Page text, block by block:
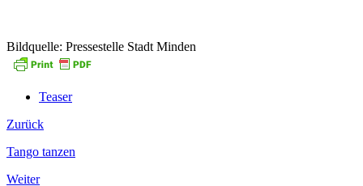
Bildquelle: Pressestelle Stadt Minden
Teaser
Zurück
Tango tanzen
Weiter